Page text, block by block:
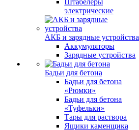
Штабелеры
электрические
АКБ и зарядные устройства
Аккумуляторы
Зарядные устройства
Бадьи для бетона
Бадьи для бетона
«Рюмки»
Бадьи для бетона
«Туфельки»
Тары для раствора
Ящики каменщика